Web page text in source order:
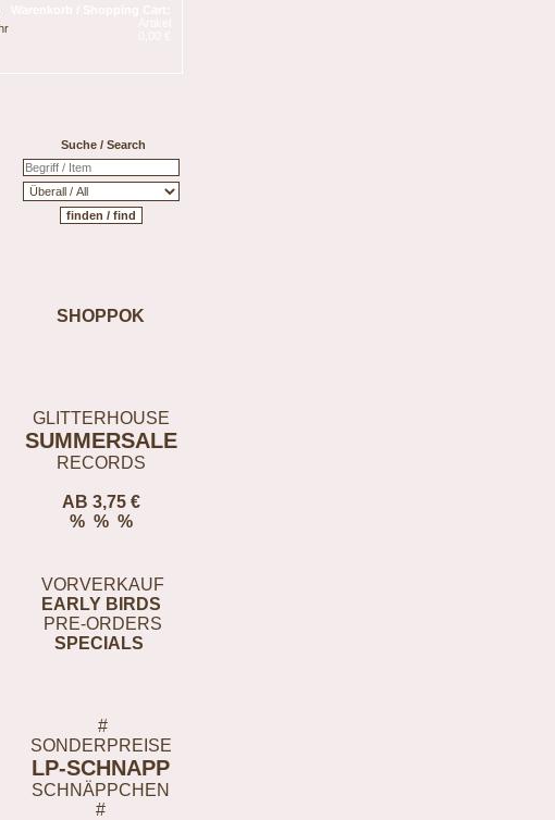
Suche / Search
SHOPPOK
GLITTERHOUSE
SUMMERSALE
RECORDS
AB 3,75 €
% % %
VORVERKAUF
EARLY BIRDS
PRE-ORDERS
SPECIALS
#
SONDERPREISE
LP-SCHNAPP
SCHNÄPPCHEN
#